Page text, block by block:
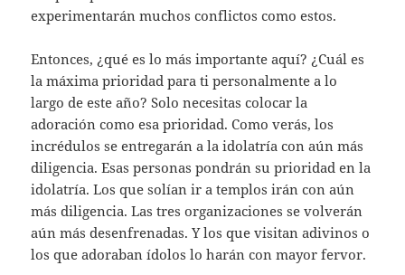
experimentarán muchos conflictos como estos.
Entonces, ¿qué es lo más importante aquí? ¿Cuál es
la máxima prioridad para ti personalmente a lo
largo de este año? Solo necesitas colocar la
adoración como esa prioridad. Como verás, los
incrédulos se entregarán a la idolatría con aún más
diligencia. Esas personas pondrán su prioridad en la
idolatría. Los que solían ir a templos irán con aún
más diligencia. Las tres organizaciones se volverán
aún más desenfrenadas. Y los que visitan adivinos o
los que adoraban ídolos lo harán con mayor fervor.